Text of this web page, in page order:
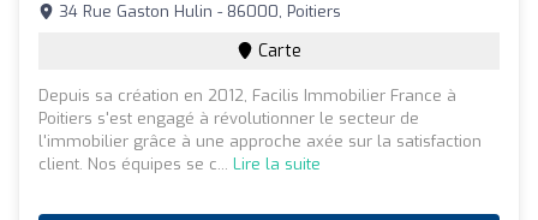
34 Rue Gaston Hulin - 86000, Poitiers
Carte
Depuis sa création en 2012, Facilis Immobilier France à
Poitiers s'est engagé à révolutionner le secteur de
l'immobilier grâce à une approche axée sur la satisfaction
client. Nos équipes se c... Lire la suite